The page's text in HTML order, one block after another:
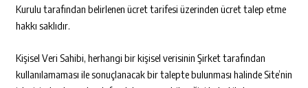
Kurulu tarafından belirlenen ücret tarifesi üzerinden ücret talep etme
hakkı saklıdır.
Kişisel Veri Sahibi, herhangi bir kişisel verisinin Şirket tarafından
kullanılamaması ile sonuçlanacak bir talepte bulunması halinde Site’nin